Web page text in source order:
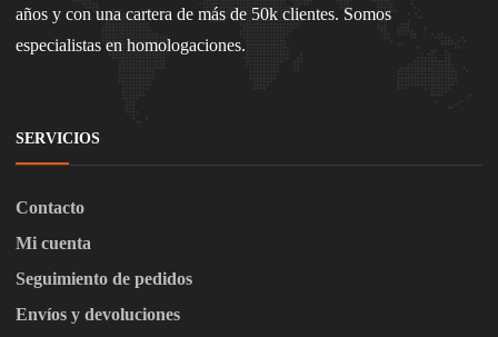
años y con una cartera de más de 50k clientes. Somos
especialistas en homologaciones.
SERVICIOS
Contacto
Mi cuenta
Seguimiento de pedidos
Envíos y devoluciones